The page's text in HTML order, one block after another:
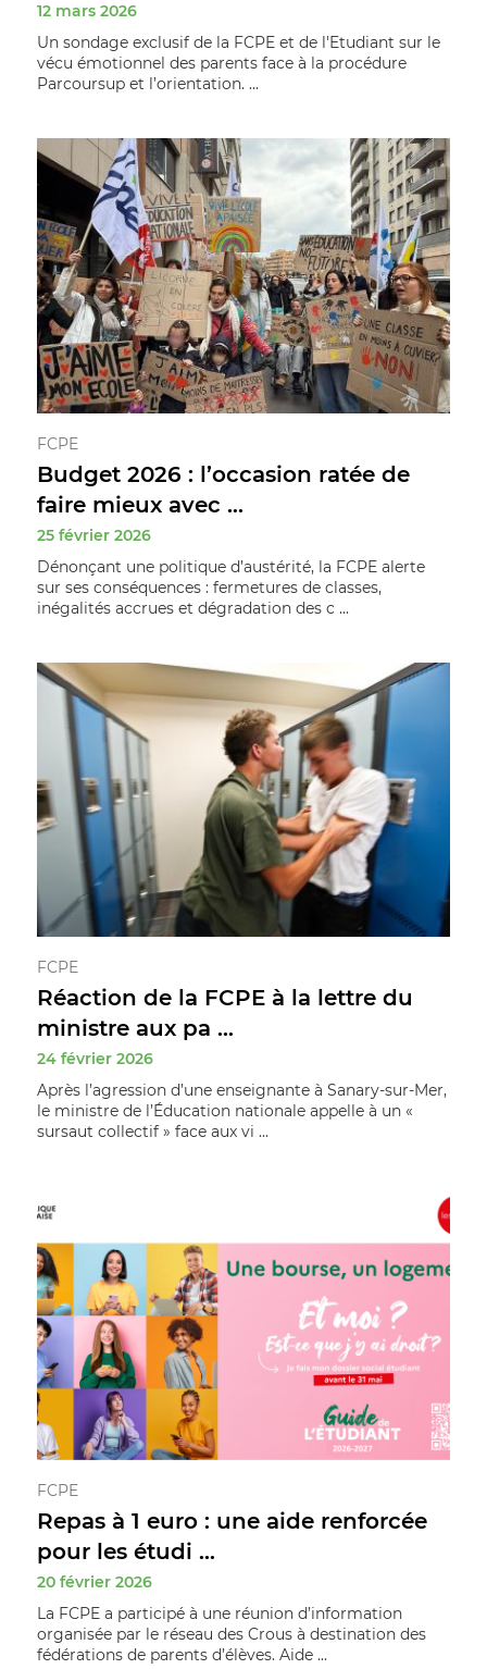
12 mars 2026
Un sondage exclusif de la FCPE et de l'Etudiant sur le
vécu émotionnel des parents face à la procédure
Parcoursup et l’orientation. ...
FCPE
Budget 2026 : l’occasion ratée de
faire mieux avec ...
25 février 2026
Dénonçant une politique d’austérité, la FCPE alerte
sur ses conséquences : fermetures de classes,
inégalités accrues et dégradation des c ...
FCPE
Réaction de la FCPE à la lettre du
ministre aux pa ...
24 février 2026
Après l’agression d’une enseignante à Sanary-sur-Mer,
le ministre de l’Éducation nationale appelle à un «
sursaut collectif » face aux vi ...
FCPE
Repas à 1 euro : une aide renforcée
pour les étudi ...
20 février 2026
La FCPE a participé à une réunion d’information
organisée par le réseau des Crous à destination des
fédérations de parents d’élèves. Aide ...